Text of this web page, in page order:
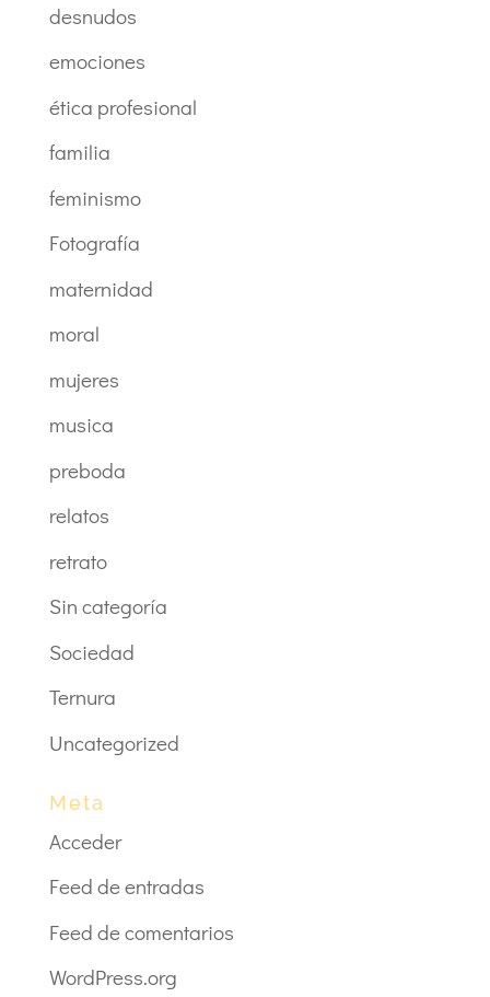
desnudos
emociones
ética profesional
familia
feminismo
Fotografía
maternidad
moral
mujeres
musica
preboda
relatos
retrato
Sin categoría
Sociedad
Ternura
Uncategorized
Meta
Acceder
Feed de entradas
Feed de comentarios
WordPress.org